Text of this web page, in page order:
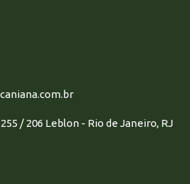
/ 206 Leblon - Rio de Janeiro, RJ